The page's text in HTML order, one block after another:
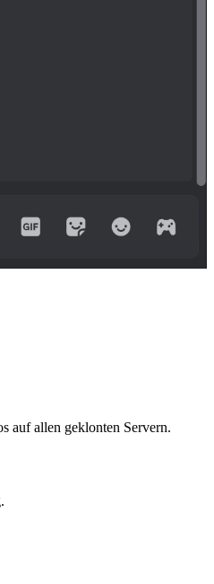
auf allen geklonten Servern.